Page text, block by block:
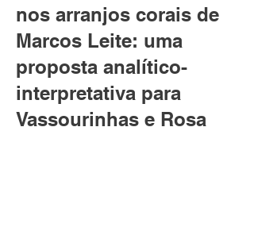
nos arranjos corais de
Marcos Leite: uma
proposta analítico-
interpretativa para
Vassourinhas e Rosa